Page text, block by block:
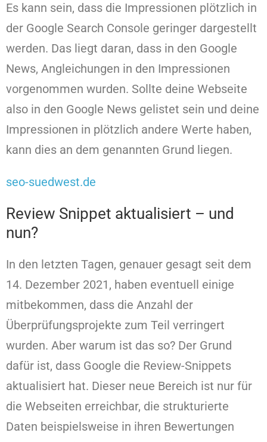
Es kann sein, dass die Impressionen plötzlich in
der Google Search Console geringer dargestellt
werden. Das liegt daran, dass in den Google
News, Angleichungen in den Impressionen
vorgenommen wurden. Sollte deine Webseite
also in den Google News gelistet sein und deine
Impressionen in plötzlich andere Werte haben,
kann dies an dem genannten Grund liegen.
seo-suedwest.de
Review Snippet aktualisiert – und
nun?
In den letzten Tagen, genauer gesagt seit dem
14. Dezember 2021, haben eventuell einige
mitbekommen, dass die Anzahl der
Überprüfungsprojekte zum Teil verringert
wurden. Aber warum ist das so? Der Grund
dafür ist, dass Google die Review-Snippets
aktualisiert hat. Dieser neue Bereich ist nur für
die Webseiten erreichbar, die strukturierte
Daten beispielsweise in ihren Bewertungen